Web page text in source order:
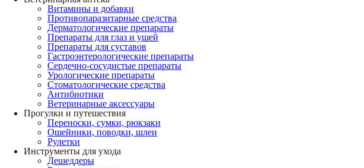
Витамины и добавки
Противопаразитарные средства
Дерматологические препараты
Препараты для глаз и ушей
Препараты для суставов
Гастроэнтерологические препараты
Сердечно-сосудистые препараты
Урологические препараты
Стоматологические средства
Антибиотики
Ветеринарные аксессуары
Прогулки и путешествия
Переноски, сумки, рюкзаки
Ошейники, поводки, шлеи
Рулетки
Инструменты для ухода
Дешеддеры